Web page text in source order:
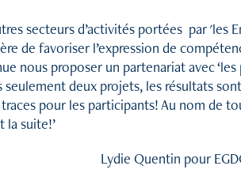
secteurs d’activités portées par 'les
de favoriser l’expression de
nous proposer un partenariat avec
seulement deux projets, les résultats
pour les participants! Au nom de
la suite!’
Lydie Quentin pour